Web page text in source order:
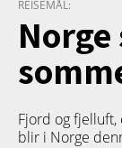
REISEMÅL:
Fjord og
blir i Norge